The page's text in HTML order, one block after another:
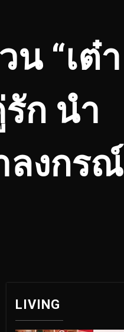
น “เต๋า
ก นำ
ลงกรณ์
LIVING